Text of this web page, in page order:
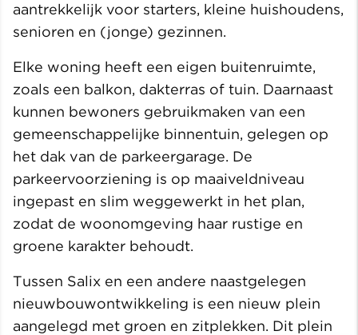
aantrekkelijk voor starters, kleine huishoudens,
senioren en (jonge) gezinnen.
Elke woning heeft een eigen buitenruimte,
zoals een balkon, dakterras of tuin. Daarnaast
kunnen bewoners gebruikmaken van een
gemeenschappelijke binnentuin, gelegen op
het dak van de parkeergarage. De
parkeervoorziening is op maaiveldniveau
ingepast en slim weggewerkt in het plan,
zodat de woonomgeving haar rustige en
groene karakter behoudt.
Tussen Salix en een andere naastgelegen
nieuwbouwontwikkeling is een nieuw plein
aangelegd met groen en zitplekken. Dit plein